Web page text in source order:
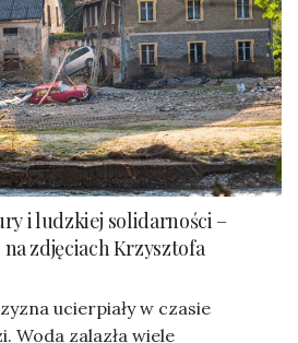
i ludzkiej solidarności –
zdjęciach Krzysztofa
ucierpiały w czasie
Woda zalazła wiele